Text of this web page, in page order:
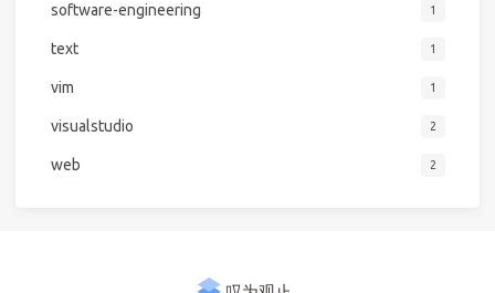
software-engineering 1
text 1
vim 1
visualstudio 2
web 2